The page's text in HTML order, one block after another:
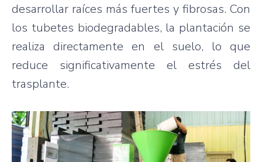
desarrollar raíces más fuertes y fibrosas. Con
los tubetes biodegradables, la plantación se
realiza directamente en el suelo, lo que
reduce significativamente el estrés del
trasplante.